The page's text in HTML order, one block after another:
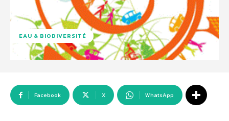
EAU & BIODIVERSITÉ
Facebook X WhatsApp